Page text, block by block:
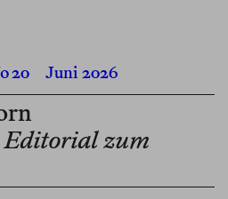
20Juni 2026
Editorial zum